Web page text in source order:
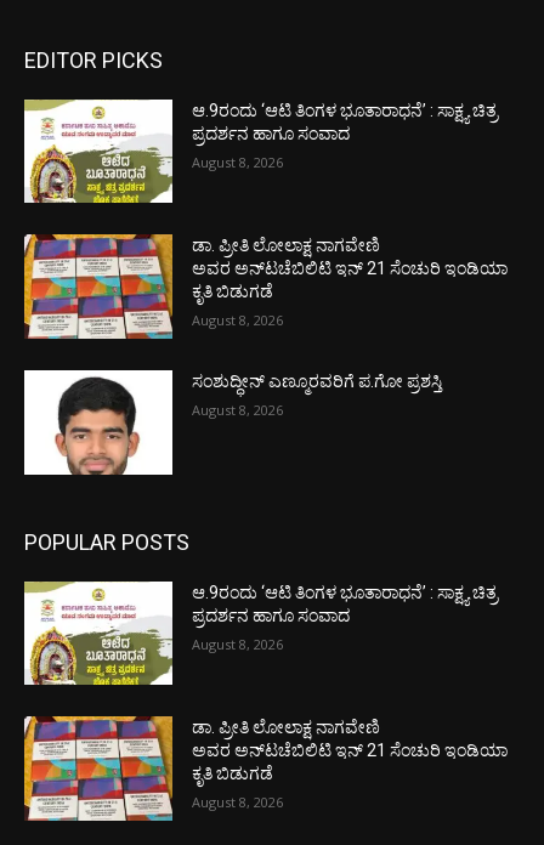
EDITOR PICKS
ಆ.9ರಂದು ‘ಆಟಿ ತಿಂಗಳ ಭೂತಾರಾಧನೆ’ : ಸಾಕ್ಷ್ಯ ಚಿತ್ರ
ಪ್ರದರ್ಶನ ಹಾಗೂ ಸಂವಾದ
August 8, 2026
ಡಾ. ಪ್ರೀತಿ ಲೋಲಾಕ್ಷ ನಾಗವೇಣಿ
ಅವರ ಅನ್‌ಟಚೆಬಿಲಿಟಿ ಇನ್ 21 ಸೆಂಚುರಿ ಇಂಡಿಯಾ
ಕೃತಿ ಬಿಡುಗಡೆ
August 8, 2026
ಸಂಶುದ್ಧೀನ್ ಎಣ್ಮೂರವರಿಗೆ ಪ.ಗೋ ಪ್ರಶಸ್ತಿ
August 8, 2026
POPULAR POSTS
ಆ.9ರಂದು ‘ಆಟಿ ತಿಂಗಳ ಭೂತಾರಾಧನೆ’ : ಸಾಕ್ಷ್ಯ ಚಿತ್ರ
ಪ್ರದರ್ಶನ ಹಾಗೂ ಸಂವಾದ
August 8, 2026
ಡಾ. ಪ್ರೀತಿ ಲೋಲಾಕ್ಷ ನಾಗವೇಣಿ
ಅವರ ಅನ್‌ಟಚೆಬಿಲಿಟಿ ಇನ್ 21 ಸೆಂಚುರಿ ಇಂಡಿಯಾ
ಕೃತಿ ಬಿಡುಗಡೆ
August 8, 2026